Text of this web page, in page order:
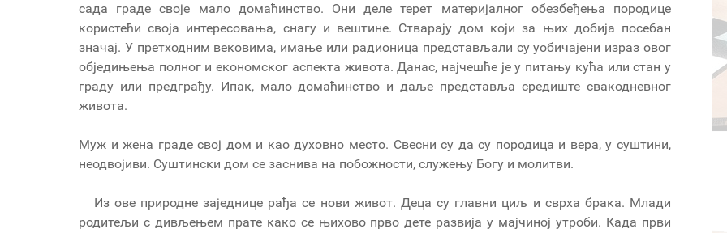
сада граде своје мало домаћинство. Они деле терет материјалног обезбеђења породице
користећи своја интересовања, снагу и вештине. Стварају дом који за њих добија посебан
значај. У претходним вековима, имање или радионица представљали су уобичајени израз овог
обједињења полног и економског аспекта живота. Данас, најчешће је у питању кућа или стан у
граду или предграђу. Ипак, мало домаћинство и даље представља средиште свакодневног
живота.
Муж и жена граде свој дом и као духовно место. Свесни су да су породица и вера, у суштини,
неодвојиви. Суштински дом се заснива на побожности, служењу Богу и молитви.
Из ове природне заједнице рађа се нови живот. Деца су главни циљ и сврха брака. Млади
родитељи с дивљењем прате како се њихово прво дете развија у мајчиној утроби. Када први